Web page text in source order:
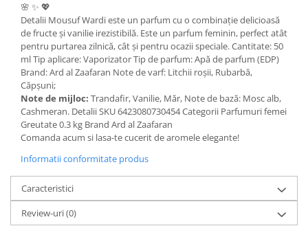
🌸 ✨ 💖
Detalii Mousuf Wardi este un parfum cu o combinație delicioasă
de fructe și vanilie irezistibilă. Este un parfum feminin, perfect atât
pentru purtarea zilnică, cât și pentru ocazii speciale. Cantitate: 50
ml Tip aplicare: Vaporizator Tip de parfum: Apă de parfum (EDP)
Brand: Ard al Zaafaran Note de varf: Litchii roșii, Rubarbă,
Căpșuni;
Note de mijloc: Trandafir, Vanilie, Măr, Note de bază: Mosc alb,
Cashmeran. Detalii SKU 6423080730454 Categorii Parfumuri femei
Greutate 0.3 kg Brand Ard al Zaafaran
Comanda acum si lasa-te cucerit de aromele elegante!
Informatii conformitate produs
Caracteristici
Review-uri(0)